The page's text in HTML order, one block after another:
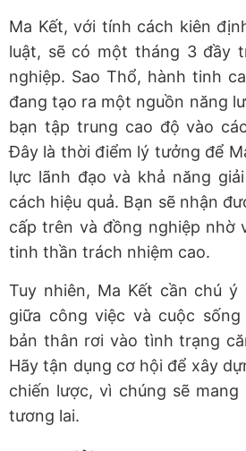
Ma Kết, với tính cách kiên
luật, sẽ có một tháng 3 đầy
nghiệp. Sao Thổ, hành tinh
đang tạo ra một nguồn năng
bạn tập trung cao độ vào
Đây là thời điểm lý tưởng để
lực lãnh đạo và khả năng
cách hiệu quả. Bạn sẽ nhận
cấp trên và đồng nghiệp nhờ
tinh thần trách nhiệm cao.
Tuy nhiên, Ma Kết cần chú ý
giữa công việc và cuộc
bản thân rơi vào tình trạng
Hãy tận dụng cơ hội để xây
chiến lược, vì chúng sẽ
tương lai.